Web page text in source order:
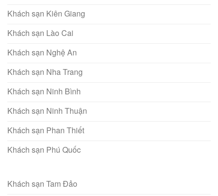
Khách sạn Kiên Giang
Khách sạn Lào Cai
Khách sạn Nghệ An
Khách sạn Nha Trang
Khách sạn Ninh Bình
Khách sạn Ninh Thuận
Khách sạn Phan Thiết
Khách sạn Phú Quốc
Khách sạn Tam Đảo